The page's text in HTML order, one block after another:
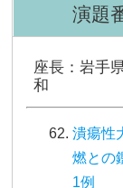
演題
座長：岩手
和
潰瘍性
燃との
1例